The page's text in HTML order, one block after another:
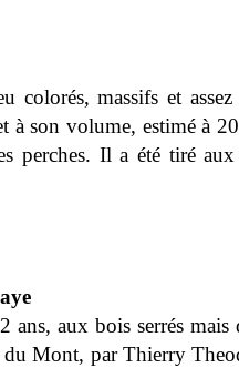
colorés, massifs et
son volume, estimé à
perches. Il a été tiré
ans, aux bois serrés
Mont, par Thierry